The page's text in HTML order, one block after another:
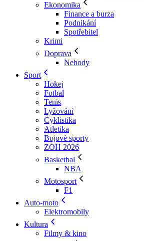
Ekonomika
Finance a burza
Podnikání
Spotřebitel
Krimi
Doprava
Nehody
Sport
Hokej
Fotbal
Tenis
Lyžování
Cyklistika
Atletika
Bojové sporty
ZOH 2026
Basketbal
NBA
Motosport
F1
Auto-moto
Elektromobily
Kultura
Filmy & kino